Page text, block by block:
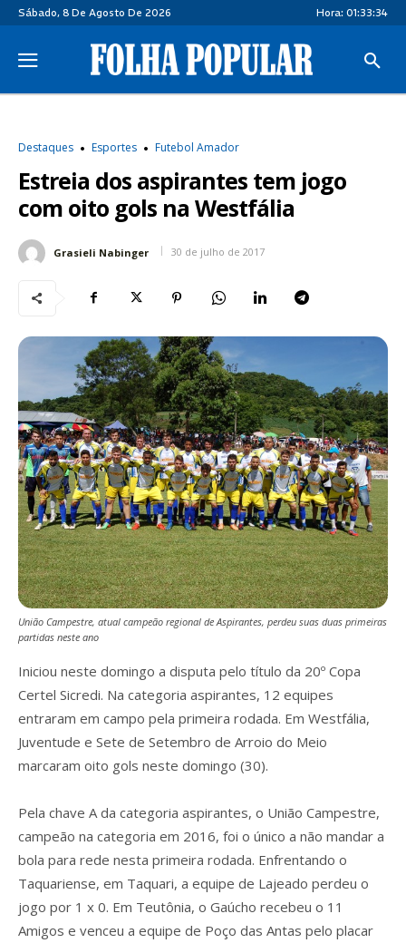
Sábado, 8 De Agosto De 2026 Hora: 01:33:34
Destaques Esportes Futebol Amador
Estreia dos aspirantes tem jogo
com oito gols na Westfália
Grasieli Nabinger 30 de julho de 2017
União Campestre, atual campeão regional de Aspirantes, perdeu suas duas primeiras
partidas neste ano
Iniciou neste domingo a disputa pelo título da 20º Copa
Certel Sicredi. Na categoria aspirantes, 12 equipes
entraram em campo pela primeira rodada. Em Westfália,
Juventude e Sete de Setembro de Arroio do Meio
marcaram oito gols neste domingo (30).
Pela chave A da categoria aspirantes, o União Campestre,
campeão na categoria em 2016, foi o único a não mandar a
bola para rede nesta primeira rodada. Enfrentando o
Taquariense, em Taquari, a equipe de Lajeado perdeu o
jogo por 1 x 0. Em Teutônia, o Gaúcho recebeu o 11
Amigos e venceu a equipe de Poço das Antas pelo placar